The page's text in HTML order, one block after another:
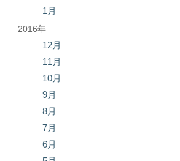
1月
2016年
12月
11月
10月
9月
8月
7月
6月